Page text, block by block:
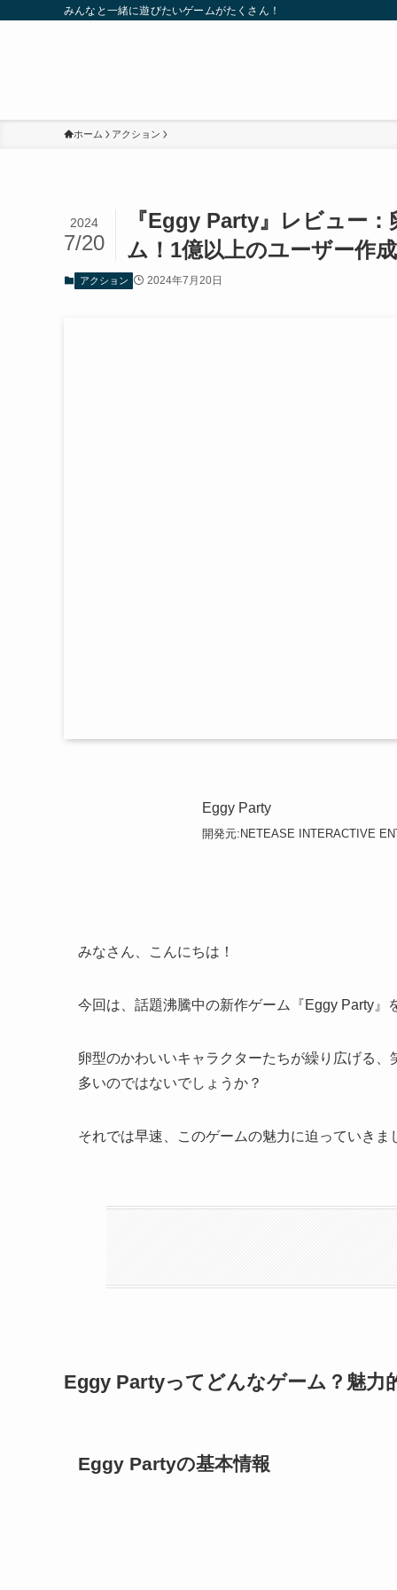
みんなと一緒に遊びたいゲームがたくさん！
ホーム アクション
『Eggy Party』レビュー
ム！1億以上のユーザー作
2024
7/20
アクション 2024年7月20日
Eggy Party
開発元: NETEASE INTERACTIVE
みなさん、こんにちは！
今回は、話題沸騰中の新作ゲーム『Eggy Party』
卵型のかわいいキャラクターたちが繰り広げる
多いのではないでしょうか？
それでは早速、このゲームの魅力に迫っていきま
Eggy Partyってどんなゲーム？魅力
Eggy Partyの基本情報